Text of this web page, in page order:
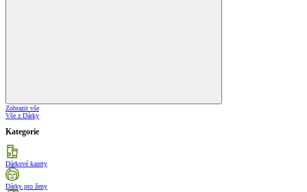
Zobrazit vše
Vše z Dárky
Kategorie
Dárkové kazety
Dárky pro ženy